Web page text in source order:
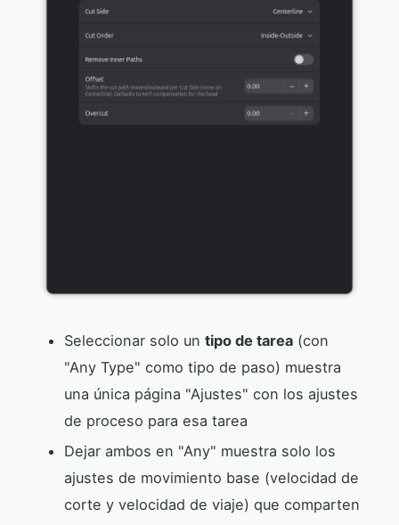
Seleccionar solo un tipo de tarea (con
"Any Type" como tipo de paso) muestra
una única página "Ajustes" con los ajustes
de proceso para esa tarea
Dejar ambos en "Any" muestra solo los
ajustes de movimiento base (velocidad de
corte y velocidad de viaje) que comparten